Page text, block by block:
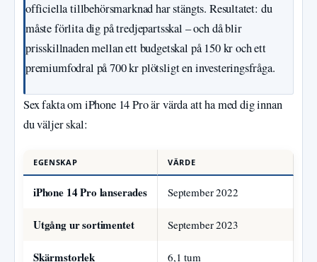
officiella tillbehörsmarknad har stängts. Resultatet: du
måste förlita dig på tredjepartsskal – och då blir
prisskillnaden mellan ett budgetskal på 150 kr och ett
premiumfodral på 700 kr plötsligt en investeringsfråga.
Sex fakta om iPhone 14 Pro är värda att ha med dig innan
du väljer skal:
EGENSKAP VÄRDE
iPhone 14 Pro lanserades September 2022
Utgång ur sortimentet September 2023
Skärmstorlek 6,1 tum